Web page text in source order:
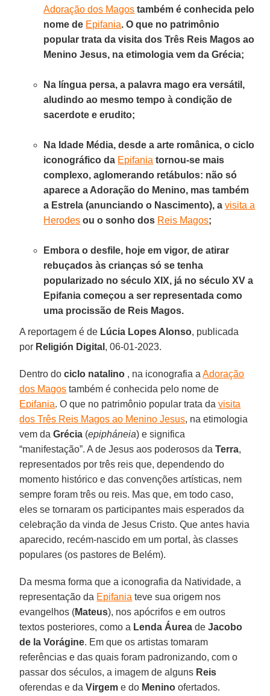
Adoração dos Magos também é conhecida pelo
nome de Epifania. O que no patrimônio
popular trata da visita dos Três Reis Magos ao
Menino Jesus, na etimologia vem da Grécia;
Na língua persa, a palavra mago era versátil,
aludindo ao mesmo tempo à condição de
sacerdote e erudito;
Na Idade Média, desde a arte românica, o ciclo
iconográfico da Epifania tornou-se mais
complexo, aglomerando retábulos: não só
aparece a Adoração do Menino, mas também
a Estrela (anunciando o Nascimento), avisita a
Herodes ou o sonho dos Reis Magos;
Embora o desfile, hoje em vigor, de atirar
rebuçados às crianças só se tenha
popularizado no século XIX, já no século XV a
Epifania começou a ser representada como
uma procissão de Reis Magos.
A reportagem é de Lúcia Lopes Alonso, publicada
por Religión Digital , 06-01-2023.
Dentro dociclo natalino , na iconografia aAdoração
dos Magos também é conhecida pelo nome de
Epifania. O que no patrimônio popular trata davisita
dos Três Reis Magos ao Menino Jesus, na etimologia
vem daGrécia (epipháneia) e significa
“manifestação”. A de Jesus aos poderosos daTerra,
representados por três reis que, dependendo do
momento histórico e das convenções artísticas, nem
sempre foram três ou reis. Mas que, em todo caso,
eles se tornaram os participantes mais esperados da
celebração da vinda de Jesus Cristo. Que antes havia
aparecido, recém-nascido em um portal, às classes
populares (os pastores de Belém).
Da mesma forma que a iconografia da Natividade, a
representação da Epifania teve sua origem nos
evangelhos (Mateus), nos apócrifos e em outros
textos posteriores, como a Lenda Áurea deJacobo
de la Vorágine. Em que os artistas tomaram
referências e das quais foram padronizando, com o
passar dos séculos, a imagem de alguns Reis
oferendas e daVirgem e do Menino ofertados.